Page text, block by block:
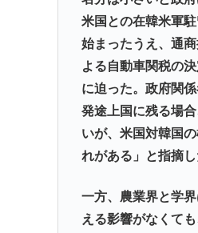
米国との在韓米軍
始まったうえ、通
よる自動車関税の
に迫った。政府関
発途上国に残る場
いが、米国対韓国
れがある」と指摘し
一方、農業界と学
える影響がなくて